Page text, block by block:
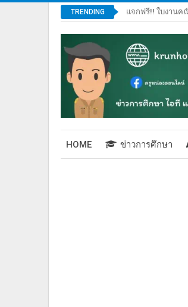
TRENDING แจกฟรี!! ใบงานค
HOME ข่าวการศึกษา